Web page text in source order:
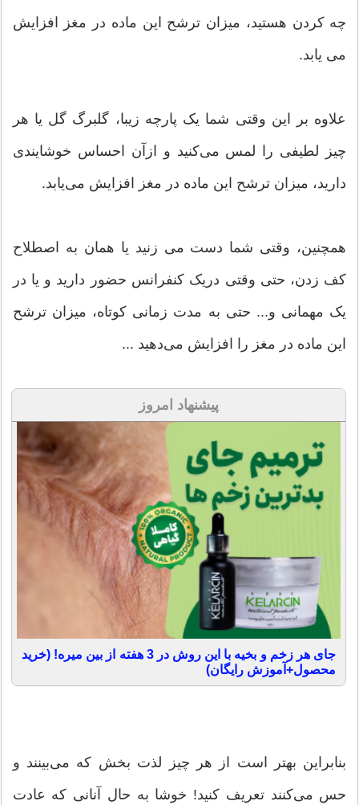
چه کردن هستید، میزان ترشح این ماده در مغز افزایش
می یابد.
علاوه بر این وقتی شما یک پارچه زیبا، گلبرگ گل یا هر
چیز لطیفی را لمس می‌کنید و ازآن احساس خوشایندی
دارید، میزان ترشح این ماده در مغز افزایش می‌یابد.
همچنین، وقتی شما دست می زنید یا همان به اصطلاح
کف زدن، حتی وقتی دریک کنفرانس حضور دارید و یا در
یک مهمانی و... حتی به مدت زمانی کوتاه، میزان ترشح
این ماده در مغز را افزایش می‌دهید ...
پیشنهاد امروز
جای هر زخم و بخیه با این روش در 3 هفته از بین میره! (خرید
محصول+آموزش رایگان)
بنابراین بهتر است از هر چیز لذت بخش که می‌بینند و
حس می‌کنند تعریف کنید! خوشا به حال آنانی که عادت